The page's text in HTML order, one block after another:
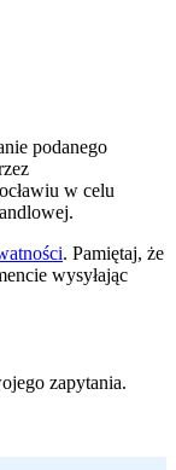
podanego
w celu
. Pamiętaj, że
wysyłając
zapytania.